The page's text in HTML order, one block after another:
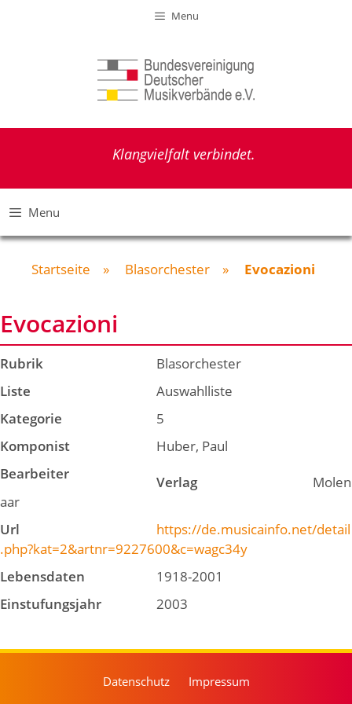
Menu
Klangvielfalt verbindet.
Menu
Startseite » Blasorchester » Evocazioni
Evocazioni
Rubrik
Blasorchester
Liste
Auswahlliste
Kategorie
5
Komponist
Huber, Paul
Bearbeiter
Verlag
Molen
aar
Url
https://de.musicainfo.net/detail
.php?kat=2&artnr=9227600&c=wagc34y
Lebensdaten
1918-2001
Einstufungsjahr
2003
Datenschutz Impressum